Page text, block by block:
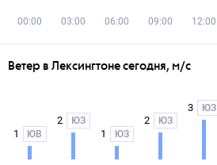
00:00 03:00 06:00 09:00 12:00
Ветер в Лексингтоне сегодня, м/с
1 ЮВ
2 ЮЗ
1 ЮЗ
2 ЮЗ
3 ЮЗ